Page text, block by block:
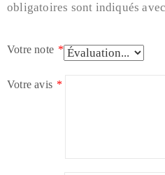
obligatoires sont indiqués avec
Votre note *
Votre avis *